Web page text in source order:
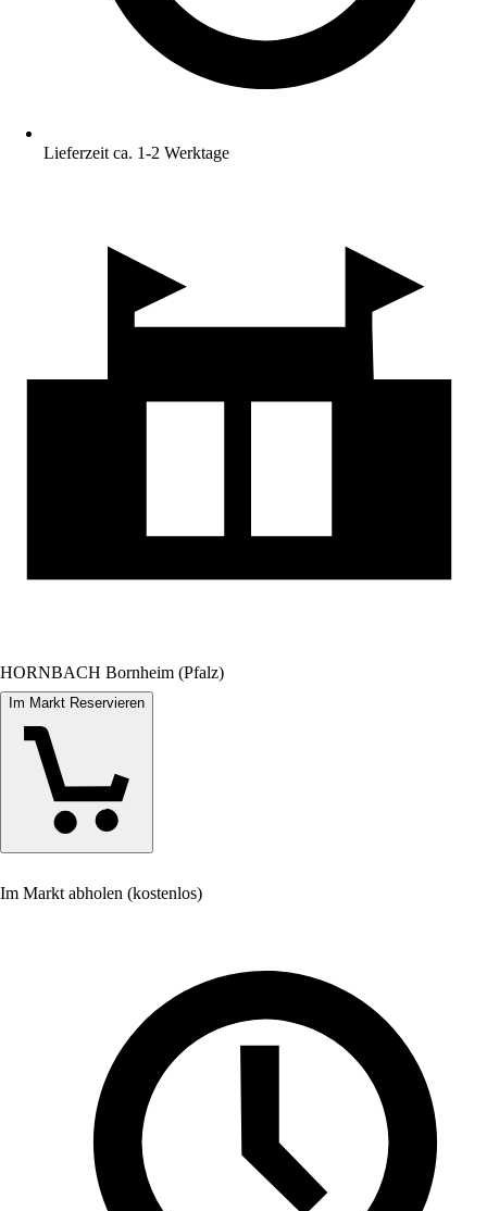
Lieferzeit ca. 1-2 Werktage
HORNBACH Bornheim (Pfalz)
Im Markt Reservieren
Im Markt abholen (kostenlos)